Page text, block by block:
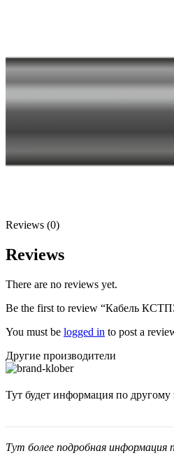
Reviews (0)
Reviews
There are no reviews yet.
Be the first to review “Кабель
You must be logged in to post a
Другие производители
Тут будет информация по
Тут более подробная информация